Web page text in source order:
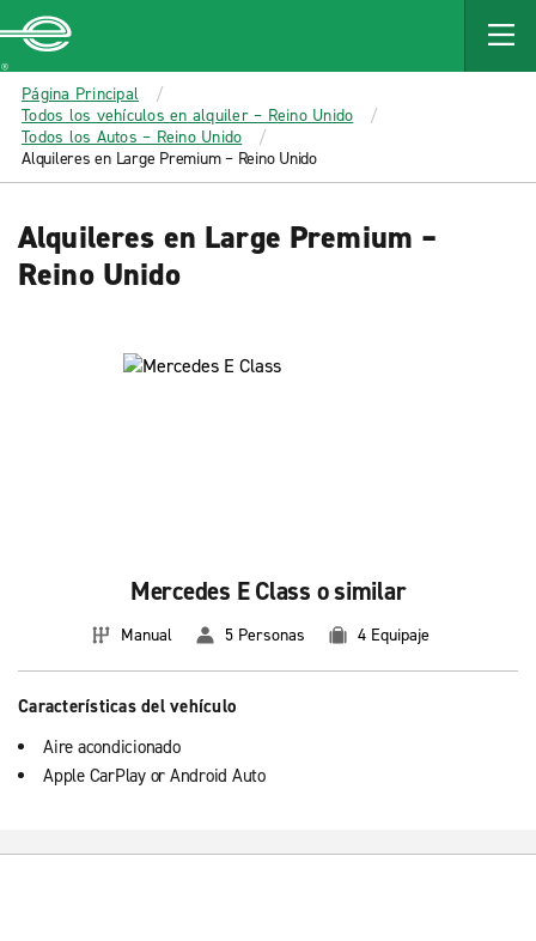
MAIN
CONTENT
Enterprise
Página Principal
Todos los vehículos en alquiler – Reino Unido
Todos los Autos – Reino Unido
Alquileres en Large Premium – Reino Unido
Alquileres en Large Premium –
Reino Unido
Mercedes E Class o similar
Manual 5 Personas 4 Equipaje
Características del vehículo
Aire acondicionado
Apple CarPlay or Android Auto